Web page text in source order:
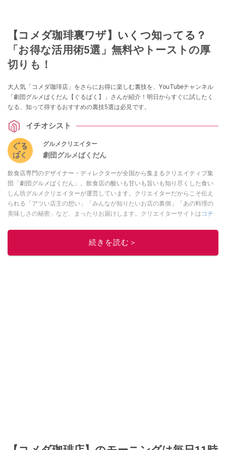
【コメダ珈琲裏ワザ】いくつ知ってる？
「お得な活用術5選」無料やトーストの厚
切りも！
大人気「コメダ珈琲店」をさらにお得に楽しむ裏技を、YouTubeチャンネル
「劇団グルメばくだん【ぐるばく】」さんが紹介！明日からすぐに試したく
なる、知って得するおすすめの裏技5選は必見です。
イチオシスト
グルメクリエイター
劇団グルメばくだん
飲食店専門のデザイナー・ディレクターが全国から集まるクリエイティブ集
団「劇団グルメばくだん」。飲食店の酸いも甘いも旨いも知り尽くした食い
しん坊グルメクリエイターが運営しています。クリエイターだからこそ伝え
られる「アツい店主の想い」「みんなが知りたいお店の裏側」「あの料理の
美味しさの秘密」など、まったりお届けします。クリエイターサイトは コチ
このイチオシストの他の記事を読む
続きを読む＞